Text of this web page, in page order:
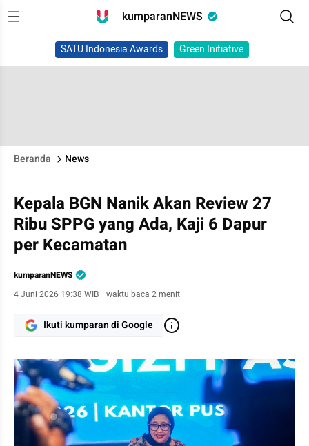
kumparanNEWS
SATU Indonesia Awards Green Initiative
Beranda News
Kepala BGN Nanik Akan Review 27
Ribu SPPG yang Ada, Kaji 6 Dapur
per Kecamatan
kumparanNEWS
4 Juni 2026 19:38 WIB · waktu baca 2 menit
Ikuti kumparan di Google